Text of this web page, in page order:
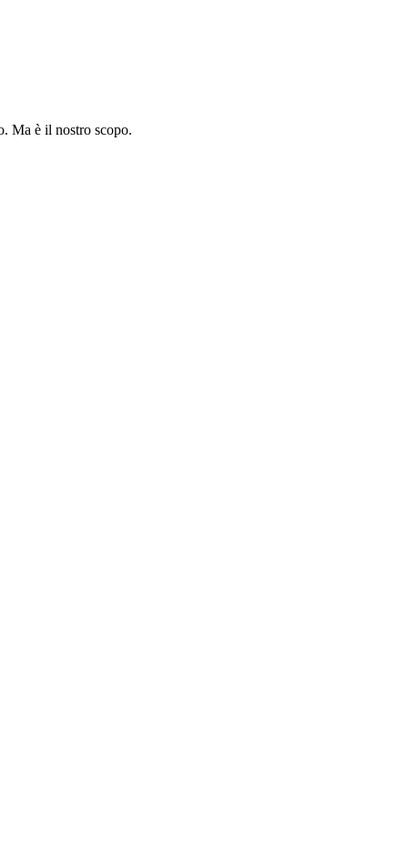
Ma è il nostro scopo.